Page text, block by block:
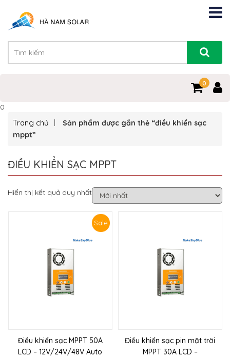
0
0
Trang chủ
Sản phẩm được gắn thẻ “điều khiển sạc
mppt”
ĐIỀU KHIỂN SẠC MPPT
Hiển thị kết quả duy nhất
Sale
Điều khiển sạc MPPT 50A
LCD – 12V/24V/48V Auto
Điều khiển sạc pin mặt trời
MPPT 30A LCD –